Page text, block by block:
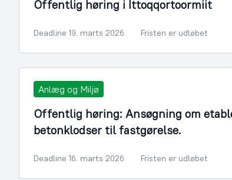
Offentlig høring i Ittoqqortoormiit
Deadline 19. marts 2026 Fristen er udløbet
Anlæg og Miljø
Offentlig høring: Ansøgning om
betonklodser til fastgørelse.
Deadline 16. marts 2026 Fristen er udløbet